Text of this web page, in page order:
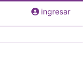
ingresar